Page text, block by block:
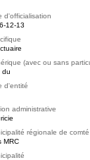
d'officialisation
12-13
(avec ou sans
du
d'entité
administrative
régionale de comté
MRC